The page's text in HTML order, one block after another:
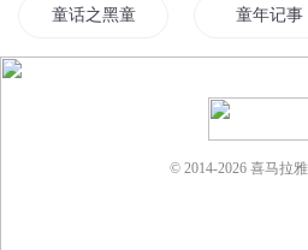
童话之黑童话 童年记事
© 2014-2026 喜马拉